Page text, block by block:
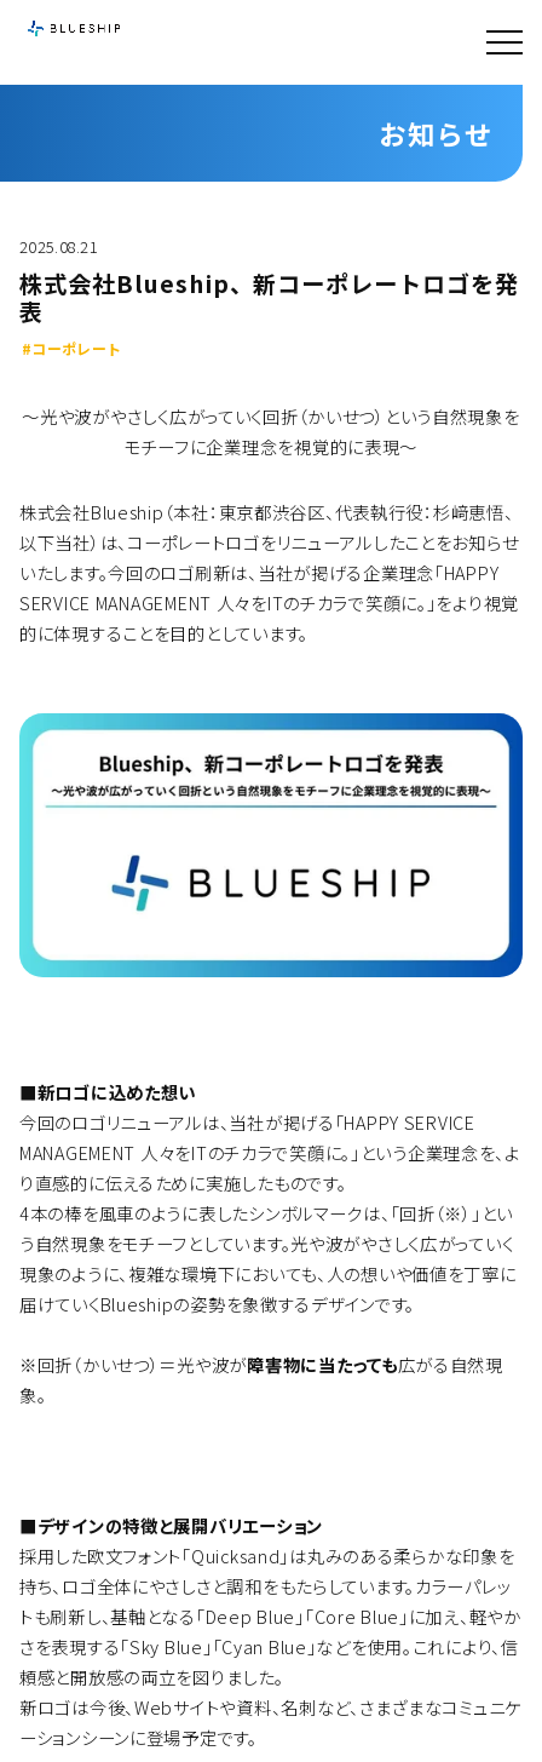
お知らせ
2025.08.21
株式会社Blueship、新コーポレートロゴを発
表
#コーポレート
〜光や波がやさしく広がっていく回折（かいせつ）という自然現象を
モチーフに企業理念を視覚的に表現〜
株式会社Blueship（本社：東京都渋谷区、代表執行役：杉﨑恵悟、
以下当社）は、コーポレートロゴをリニューアルしたことをお知らせ
いたします。今回のロゴ刷新は、当社が掲げる企業理念「HAPPY
SERVICE MANAGEMENT 人々をITのチカラで笑顔に。」をより視覚
的に体現することを目的としています。
■新ロゴに込めた想い
今回のロゴリニューアルは、当社が掲げる「HAPPY SERVICE
MANAGEMENT 人々をITのチカラで笑顔に。」という企業理念を、よ
り直感的に伝えるために実施したものです。
4本の棒を風車のように表したシンボルマークは、「回折（※）」とい
う自然現象をモチーフとしています。光や波がやさしく広がっていく
現象のように、複雑な環境下においても、人の想いや価値を丁寧に
届けていくBlueshipの姿勢を象徴するデザインです。
※回折（かいせつ）＝光や波が障害物に当たっても広がる自然現
象。
■デザインの特徴と展開バリエーション
採用した欧文フォント「Quicksand」は丸みのある柔らかな印象を
持ち、ロゴ全体にやさしさと調和をもたらしています。カラーパレッ
トも刷新し、基軸となる「Deep Blue」「Core Blue」に加え、軽やか
さを表現する「Sky Blue」「Cyan Blue」などを使用。これにより、信
頼感と開放感の両立を図りました。
新ロゴは今後、Webサイトや資料、名刺など、さまざまなコミュニケ
ーションシーンに登場予定です。